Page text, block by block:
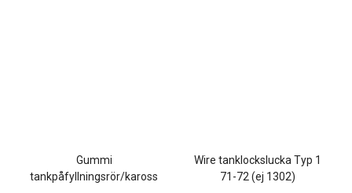
Gummi
tankpåfyllningsrör/kaross
Wire tanklockslucka Typ 1
71-72 (ej 1302)